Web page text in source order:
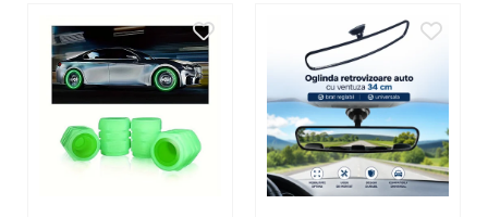
✔ suprafata antiderapanta
✔ montaj rapid fara modificari
Este alegerea ideala pentru protejarea interiorului in utilizarea
zilnica, indiferent de sezon.